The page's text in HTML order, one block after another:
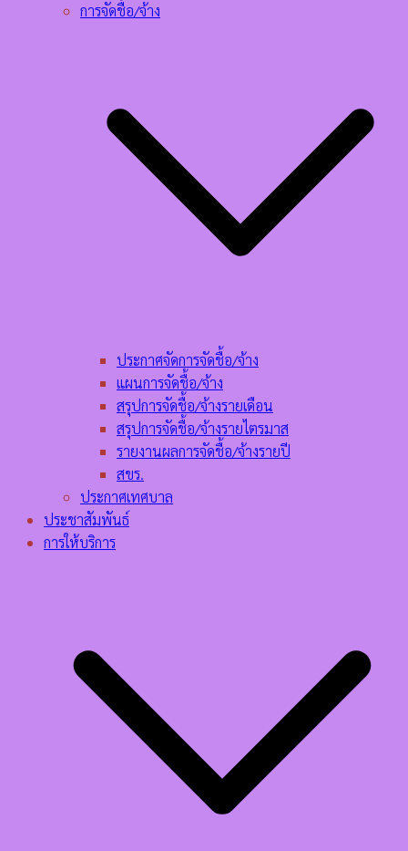
การจัดชื้อ/จ้าง
ประกาศจัดการจัดชื้อ/จ้าง
แผนการจัดชื้อ/จ้าง
สรุปการจัดชื้อ/จ้างรายเดือน
สรุปการจัดชื้อ/จ้างรายไตรมาส
รายงานผลการจัดชื้อ/จ้างรายปี
สขร.
ประกาศเทศบาล
ประชาสัมพันธ์
การให้บริการ